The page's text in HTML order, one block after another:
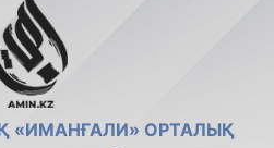
«ИМАНҒАЛИ» ОРТАЛЫҚ